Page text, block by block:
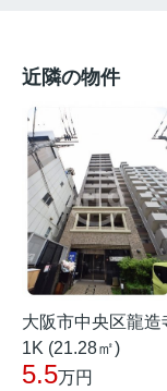
近隣の物件
大阪市中央区龍造
1K (21.28㎡)
5.5万円